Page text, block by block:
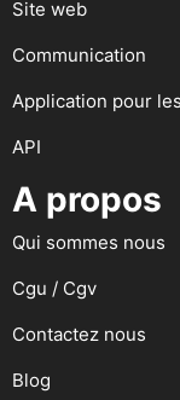
Site web
Communication
Application pour
API
A propos
Qui sommes nous
Cgu / Cgv
Contactez nous
Blog